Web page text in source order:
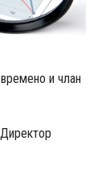
и члан